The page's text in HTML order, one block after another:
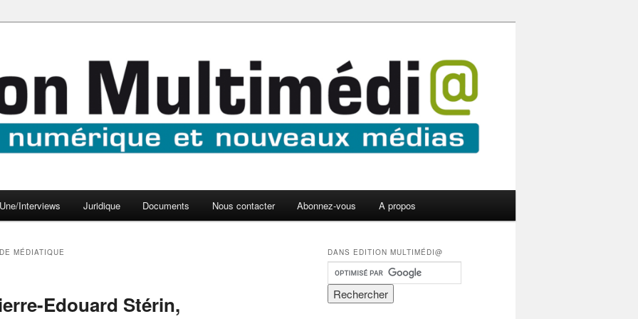
Une/Interviews Juridique Documents Nous contacter Abonnez-vous A propos
MÉDIATIQUE
Edouard Stérin,
DANS EDITION MULTIMÉDI@